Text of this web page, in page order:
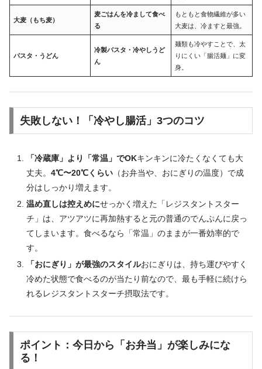
大麦（もち麦）
麦ごはんを冷まして食べ
る
もともと食物繊維が多い
大麦は、冷ますと最強。
パスタ・うどん
冷製パスタ・冷やしうど
ん
麺類も冷やすことで、太
りにくい「腸活麺」に変
身。
失敗しない！「冷やし腸活」3つのコツ
「冷蔵庫」より「常温」でOKキンキンに冷たくなくても大
丈夫。 4℃〜20℃くらい（お弁当や、おにぎりの温度）で成
分はしっかり増えます。
温め直しは控えめにせっかく増えた「レジスタントスター
チ」は、アツアツに再加熱すると元の普通のでんぷんに戻っ
てしまいます。食べるなら「常温」のままが一番効率的で
す。
「おにぎり」が最強のスタイルおにぎりは、持ち運びやすく
冷めた状態で食べるのが当たり前なので、最も手軽に続けら
れるレジスタントスターチ摂取法です。
ポイント：今日から「お弁当」が楽しみにな
る！